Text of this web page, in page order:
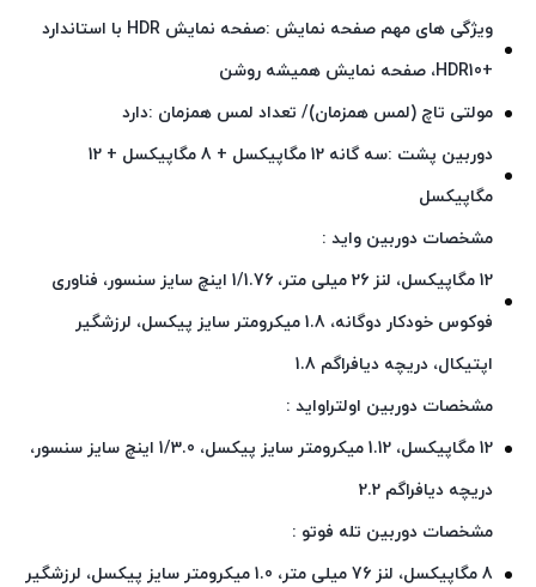
ویژگی‌ های مهم صفحه نمایش :صفحه نمایش HDR با استاندارد
+HDR10، صفحه نمایش همیشه روشن
مولتی تاچ (لمس همزمان)/ تعداد لمس همزمان :دارد
دوربین پشت :سه گانه 12 مگاپیکسل + 8 مگاپیکسل + 12
مگاپیکسل
مشخصات دوربین واید :
12 مگاپیکسل، لنز 26 میلی متر، 1/1.76 اینچ سایز سنسور، فناوری
فوکوس خودکار دوگانه، 1.8 میکرومتر سایز پیکسل، لرزشگیر
اپتیکال، دریچه دیافراگم 1.8
مشخصات دوربین اولتراواید :
12 مگاپیکسل، 1.12 میکرومتر سایز پیکسل، 1/3.0 اینچ سایز سنسور،
دریچه دیافراگم 2.2
مشخصات دوربین تله فوتو :
8 مگاپیکسل، لنز 76 میلی متر، 1.0 میکرومتر سایز پیکسل، لرزشگیر